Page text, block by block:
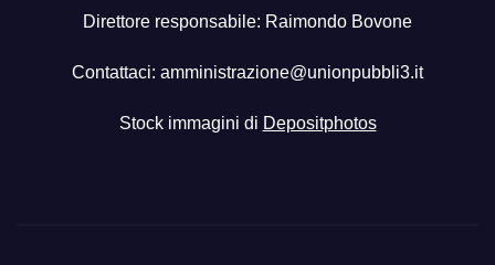
Direttore responsabile: Raimondo Bovone
Contattaci: amministrazione@unionpubbli3.it
Stock immagini di Depositphotos